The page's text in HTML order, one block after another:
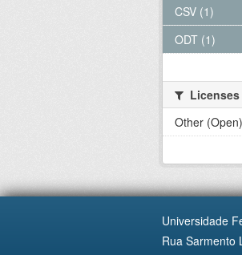
CSV (1)
ODT (1)
Licenses
Other
Universidade
Rua Sarmento